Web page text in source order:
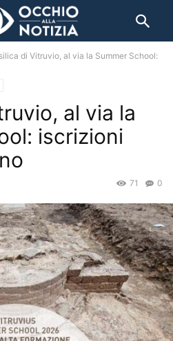
di Vitruvio, al via la Summer School:
al via la
iscrizioni
0
71